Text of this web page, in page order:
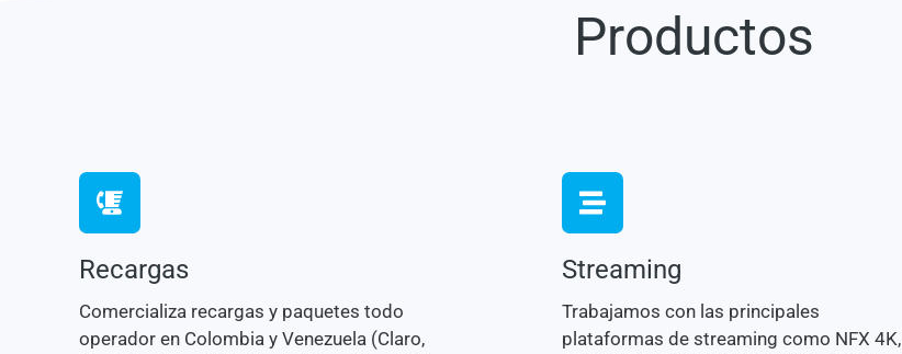
Productos
Recargas
Comercializa recargas y paquetes todo
operador en Colombia y Venezuela (Claro,
Streaming
Trabajamos con las principales
plataformas de streaming como NFX 4K,